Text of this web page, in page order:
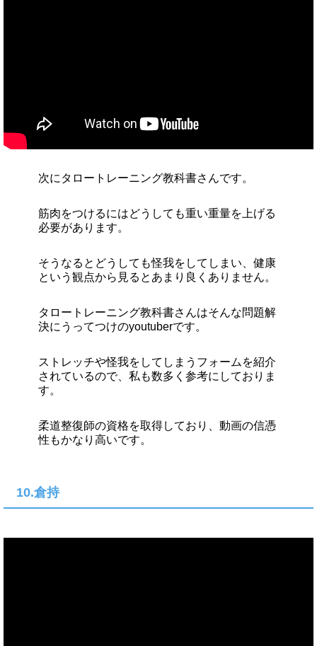
次にタロートレーニング教科書さんです。
筋肉をつけるにはどうしても重い重量を上げる
必要があります。
そうなるとどうしても怪我をしてしまい、健康
という観点から見るとあまり良くありません。
タロートレーニング教科書さんはそんな問題解
決にうってつけのyoutuberです。
ストレッチや怪我をしてしまうフォームを紹介
されているので、私も数多く参考にしておりま
す。
柔道整復師の資格を取得しており、動画の信憑
性もかなり高いです。
10.倉持